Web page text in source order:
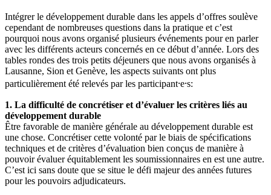
Intégrer le développement durable dans les appels d’offres soulève
cependant de nombreuses questions dans la pratique et c’est
pourquoi nous avons organisé plusieurs événements pour en parler
avec les différents acteurs concernés en ce début d’année. Lors des
tables rondes des trois petits déjeuners que nous avons organisés à
Lausanne, Sion et Genève, les aspects suivants ont plus
particulièrement été relevés par les participant⸱e⸱s:
1. La difficulté de concrétiser et d’évaluer les critères liés au
développement durable
Être favorable de manière générale au développement durable est
une chose. Concrétiser cette volonté par le biais de spécifications
techniques et de critères d’évaluation bien conçus de manière à
pouvoir évaluer équitablement les soumissionnaires en est une autre.
C’est ici sans doute que se situe le défi majeur des années futures
pour les pouvoirs adjudicateurs.